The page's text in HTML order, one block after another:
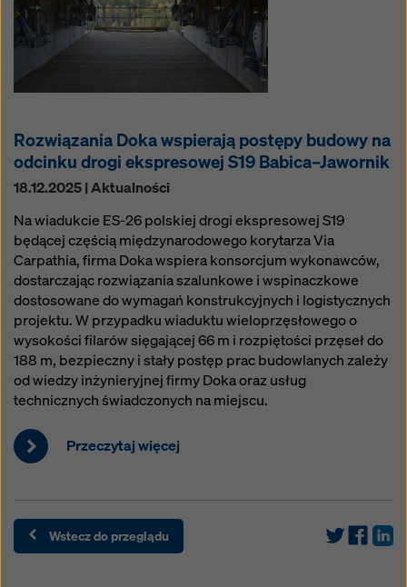
Rozwiązania Doka wspierają postępy budowy na
odcinku drogi ekspresowej S19 Babica–Jawornik
18.12.2025 | Aktualności
Na wiadukcie ES-26 polskiej drogi ekspresowej S19
będącej częścią międzynarodowego korytarza Via
Carpathia, firma Doka wspiera konsorcjum wykonawców,
dostarczając rozwiązania szalunkowe i wspinaczkowe
dostosowane do wymagań konstrukcyjnych i logistycznych
projektu. W przypadku wiaduktu wieloprzęsłowego o
wysokości filarów sięgającej 66 m i rozpiętości przęseł do
188 m, bezpieczny i stały postęp prac budowlanych zależy
od wiedzy inżynieryjnej firmy Doka oraz usług
technicznych świadczonych na miejscu.
Przeczytaj więcej
Wstecz do przeglądu